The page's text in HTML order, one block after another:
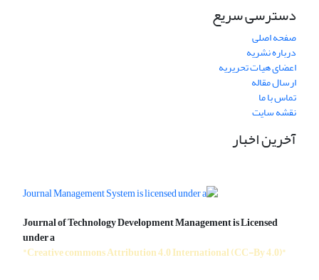
دسترسی سریع
صفحه اصلی
درباره نشریه
اعضای هیات تحریریه
ارسال مقاله
تماس با ما
نقشه سایت
آخرین اخبار
Journal of Technology Development Management is Licensed
under a
"Creative commons Attribution 4.0 International (CC-By 4.0)"